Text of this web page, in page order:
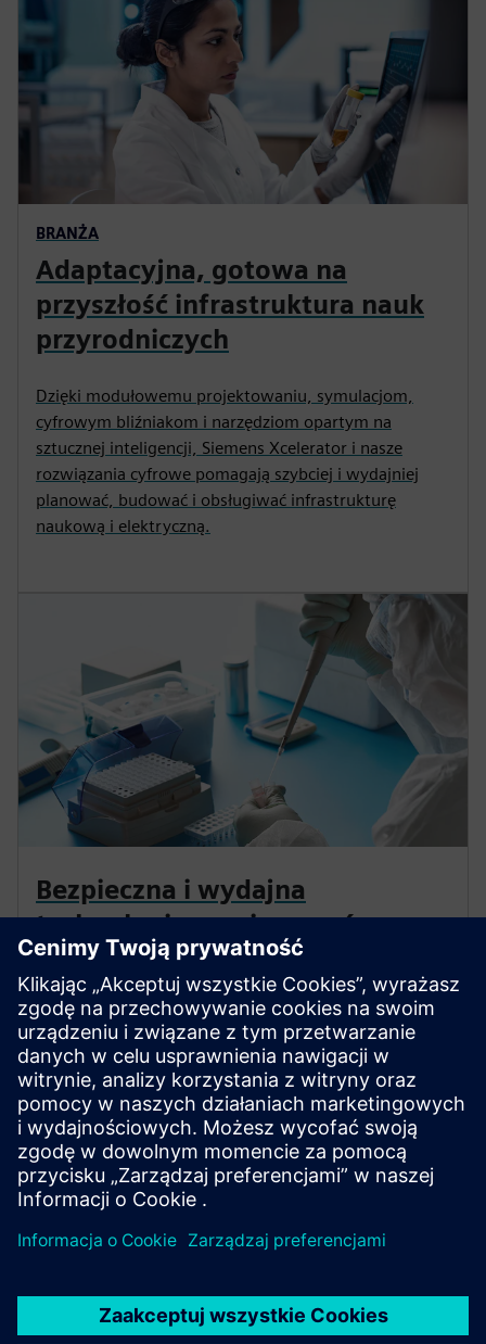
BRANŻA
Adaptacyjna, gotowa na
przyszłość infrastruktura nauk
przyrodniczych
Dzięki modułowemu projektowaniu, symulacjom,
cyfrowym bliźniakom i narzędziom opartym na
sztucznej inteligencji, Siemens Xcelerator i nasze
rozwiązania cyfrowe pomagają szybciej i wydajniej
planować, budować i obsługiwać infrastrukturę
naukową i elektryczną.
Bezpieczna i wydajna
technologia pomieszczeń
czystych
Pomieszczenia czyste wymagają precyzji. Kontroluj
zanieczyszczenia, przestrzegaj przepisów i umożliwiaj
inteligentne operacje cyfrowe, które chronią ludzi i
aktywa. Nasze rozwiązania cyfrowe zapewniają
dostosowane do konkretnych wymagań klienta.